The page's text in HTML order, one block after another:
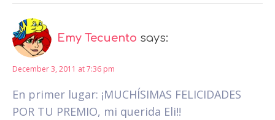
Emy Tecuento says:
December 3, 2011 at 7:36 pm
En primer lugar: ¡MUCHÍSIMAS FELICIDADES
POR TU PREMIO, mi querida Eli!!